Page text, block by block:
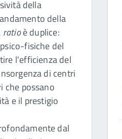
della
della
ratioè duplice:
fisiche del
l'efficienza del
di centri
che possano
e il prestigio
dal